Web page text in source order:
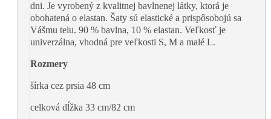
dni. Je vyrobený z kvalitnej bavlnenej látky, ktorá je
obohatená o elastan. Šaty sú elastické a prispôsobojú sa
Vášmu telu. 90 % bavlna, 10 % elastan. Veľkosť je
univerzálna, vhodná pre veľkosti S, M a malé L.
Rozmery
šírka cez prsia 48 cm
celková dĺžka 33 cm/82 cm